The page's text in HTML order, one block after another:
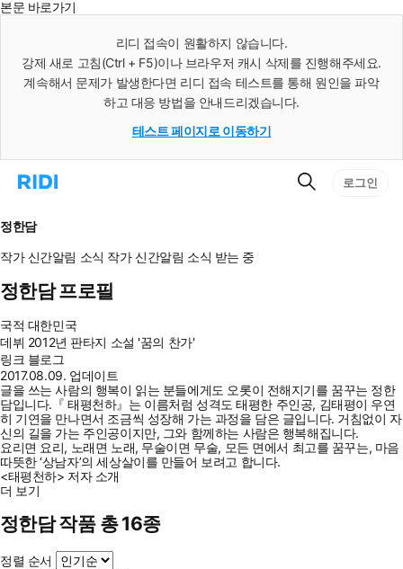
본문 바로가기
리디 접속이 원활하지 않습니다.
강제 새로 고침(Ctrl + F5)이나 브라우저 캐시 삭제를 진행해주세요.
계속해서 문제가 발생한다면 리디 접속 테스트를 통해 원인을 파악
하고 대응 방법을 안내드리겠습니다.
테스트 페이지로 이동하기
리
으
로
이
동
검
로그인
정한담
작가 신간알림 소식 작가 신간알림 소식 받는 중
정한담 프로필
국적 대한민국
데뷔 2012년 판타지 소설 '꿈의 찬가'
링크 블로그
2017.08.09. 업데이트
글을 쓰는 사람의 행복이 읽는 분들에게도 오롯이 전해지기를 꿈꾸는 정한
담입니다.『 태평천하』는 이름처럼 성격도 태평한 주인공, 김태평이 우연
히 기연을 만나면서 조금씩 성장해 가는 과정을 담은 글입니다. 거침없이 자
신의 길을 가는 주인공이지만, 그와 함께하는 사람은 행복해집니다.
요리면 요리, 노래면 노래, 무술이면 무술, 모든 면에서 최고를 꿈꾸는, 마음
따뜻한 ‘상남자’의 세상살이를 만들어 보려고 합니다.
<태평천하> 저자 소개
더 보기
정한담 작품 총 16종
정렬 순서